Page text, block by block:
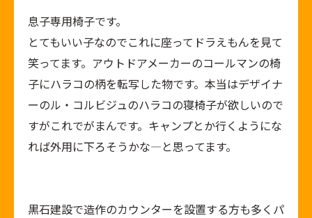
息子専用椅子です。
とてもいい子なのでこれに座ってドラえもんを見て
笑ってます。アウトドアメーカーのコールマンの椅
子にハラコの柄を転写した物です。本当はデザイナ
ーのル・コルビジュのハラコの寝椅子が欲しいので
すがこれでがまんです。キャンプとか行くようにな
れば外用に下ろそうかな―と思ってます。
黒石建設で造作のカウンターを設置する方も多くパ